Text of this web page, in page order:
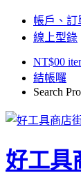
帳戶、訂
線上型錄
NT$00
結帳囉
Search
好工具